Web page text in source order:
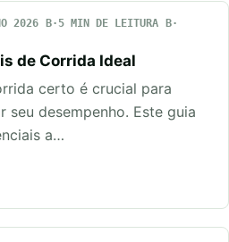
2026
5 MIN DE LEITURA
de Corrida Ideal
certo é crucial para
seu desempenho. Este guia
a…